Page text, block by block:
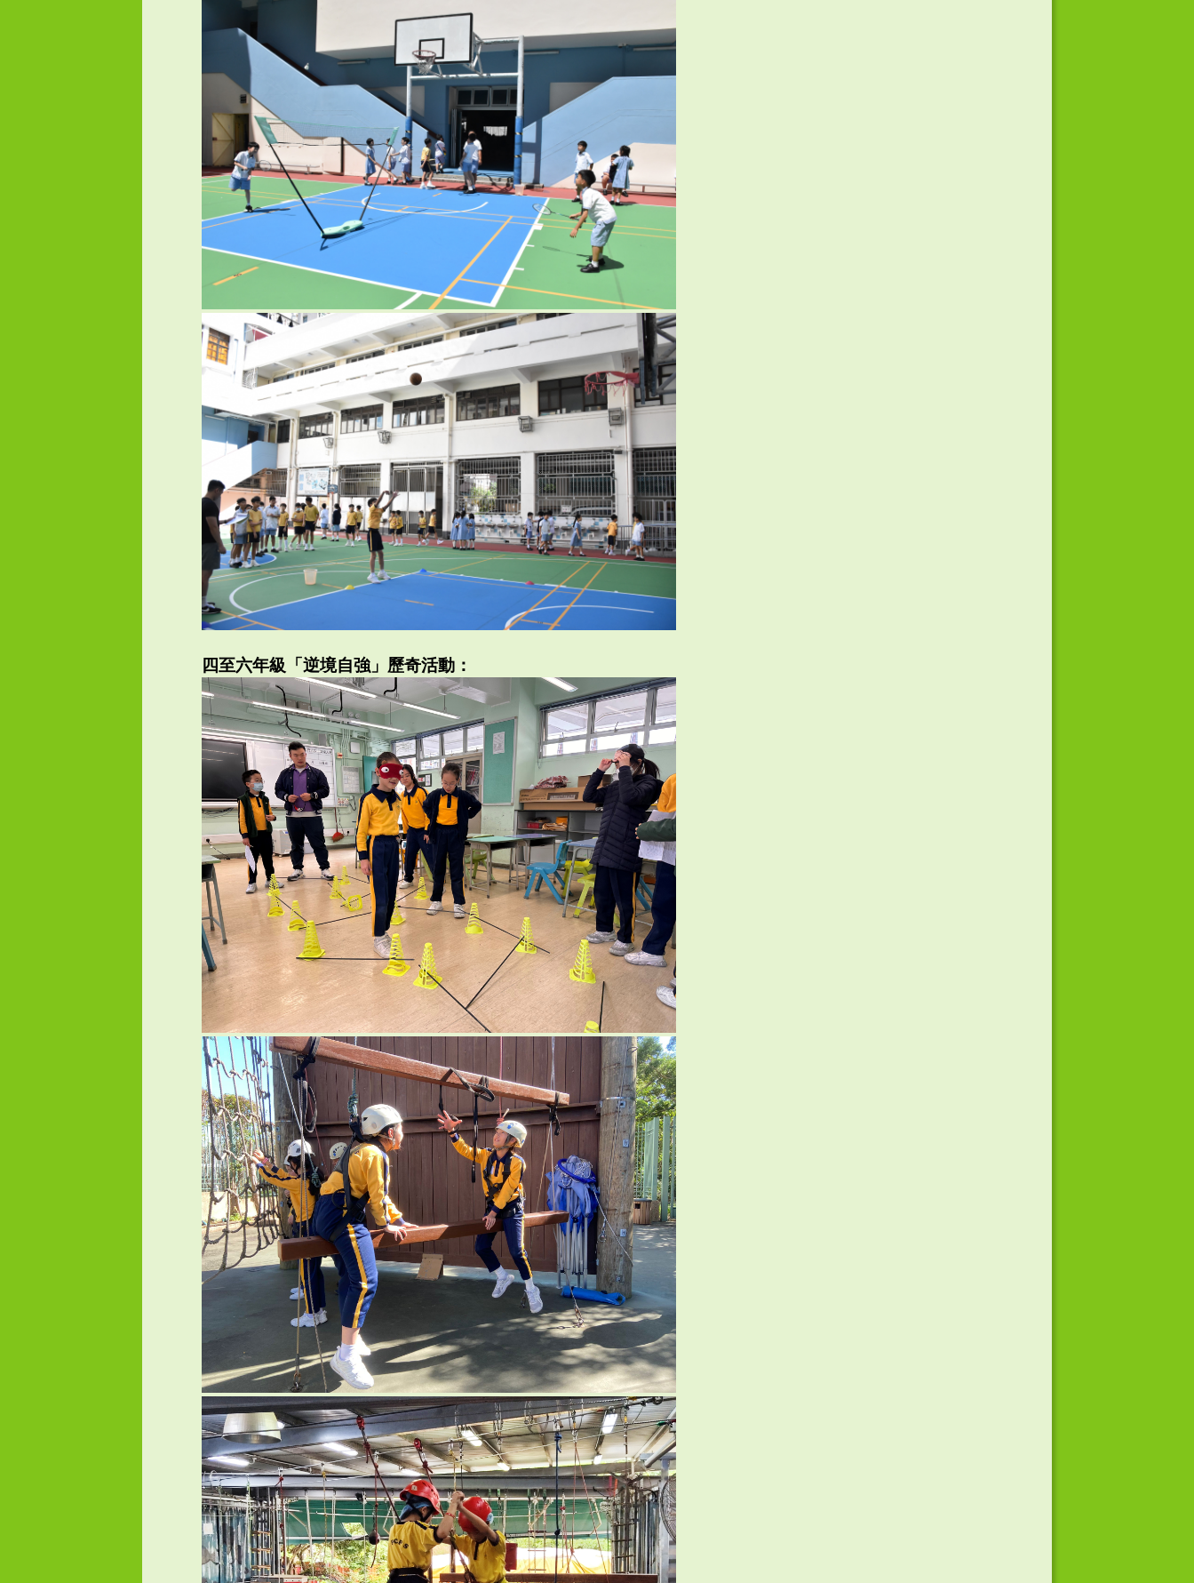
四至六年級「逆境自強」歷奇活動：